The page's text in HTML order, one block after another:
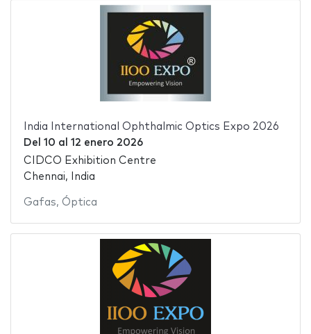
India International Ophthalmic Optics Expo 2026
Del 10 al 12 enero 2026
CIDCO Exhibition Centre
Chennai, India
Gafas, Óptica